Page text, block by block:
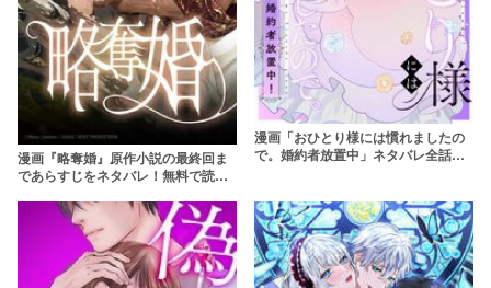
漫画『略奪婚』原作小説の最終回ま
であらすじをネタバレ！無料で読む
漫画「おひとり様には慣れましたの
で。婚約者放置中」ネタバレ全話＆